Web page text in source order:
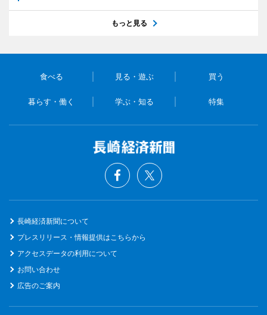
もっと見る
食べる 見る・遊ぶ 買う
暮らす・働く 学ぶ・知る 特集
長崎経済新聞について
プレスリリース・情報提供はこちらから
アクセスデータの利用について
お問い合わせ
広告のご案内